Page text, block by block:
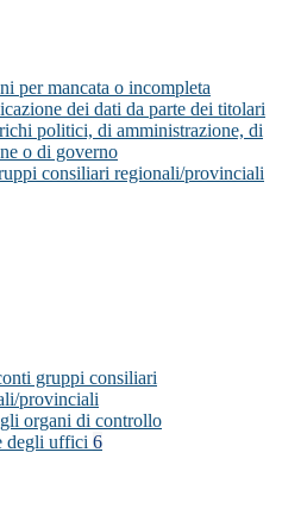
per mancata o incompleta
dei dati da parte dei titolari
politici, di amministrazione, di
o di governo
consiliari regionali/provinciali
gruppi consiliari
provinciali
organi di controllo
degli uffici 6